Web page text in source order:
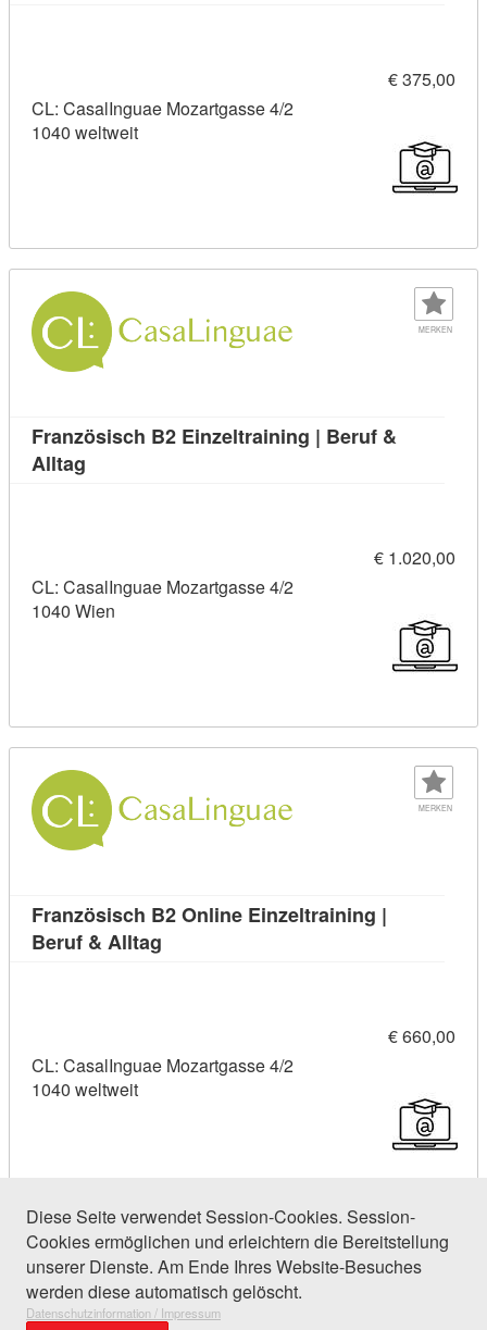
€ 375,00
CL: CasalInguae Mozartgasse 4/2
1040 weltweit
MERKEN
Französisch B2 Einzeltraining | Beruf &
Alltag
€ 1.020,00
CL: CasalInguae Mozartgasse 4/2
1040 Wien
MERKEN
Französisch B2 Online Einzeltraining |
Beruf & Alltag
€ 660,00
CL: CasalInguae Mozartgasse 4/2
1040 weltweit
31 Einträge gefunden (1 von 2)
Diese Seite verwendet Session-Cookies. Session-
Cookies ermöglichen und erleichtern die Bereitstellung
unserer Dienste. Am Ende Ihres Website-Besuches
werden diese automatisch gelöscht.
Datenschutzinformation / Impressum